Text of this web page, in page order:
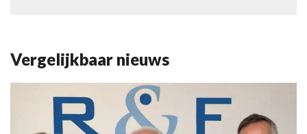
Vergelijkbaar nieuws